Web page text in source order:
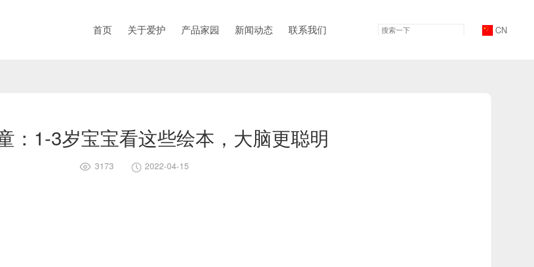
CN
首页 关于爱护 产品家园 新闻动态 联系我们
：1-3岁宝宝看这些绘本，大脑更聪明
3173 2022-04-15